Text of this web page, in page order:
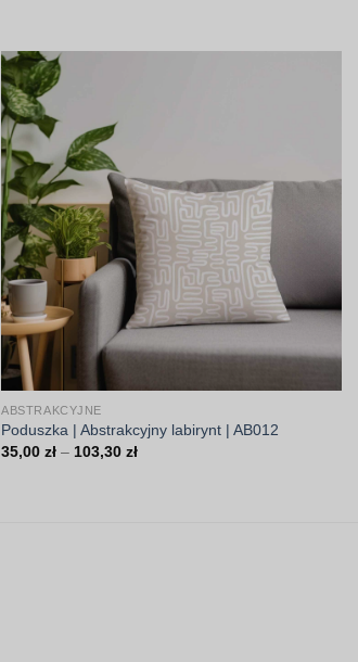
ABSTRAKCYJNE
Poduszka | Abstrakcyjny labirynt | AB012
35,00zł – 103,30złZakres